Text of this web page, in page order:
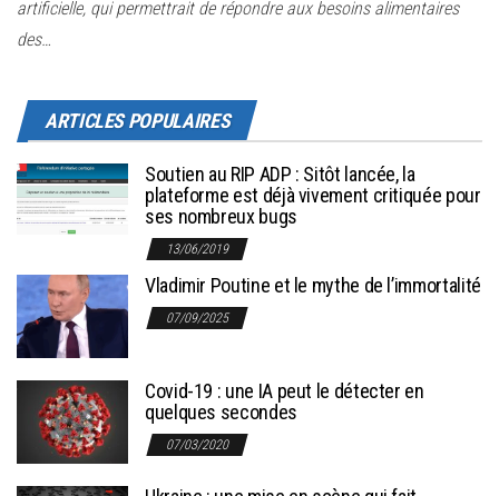
o
artificielle, qui permettrait de répondre aux besoins alimentaires
des…
ARTICLES POPULAIRES
Soutien au RIP ADP : Sitôt lancée, la
plateforme est déjà vivement critiquée pour
ses nombreux bugs
13/06/2019
Vladimir Poutine et le mythe de l’immortalité
07/09/2025
Covid-19 : une IA peut le détecter en
quelques secondes
07/03/2020